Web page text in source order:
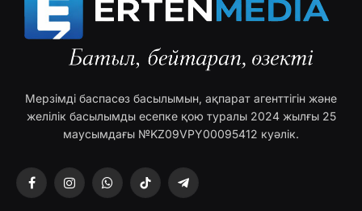
Мерзімді баспасөз басылымын, ақпарат агенттігін және
желілік басылымды есепке қою туралы 2024 жылғы 25
маусымдағы №KZ09VPY00095412 куәлік.
FacebookInstagramWhatsAppTikTok Telegram